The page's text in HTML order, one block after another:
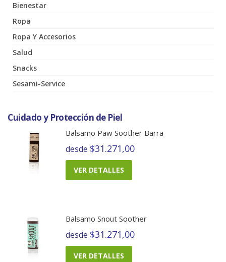
Bienestar
Ropa
Ropa Y Accesorios
Salud
Snacks
Sesami-Service
Cuidado y Protección de Piel
Balsamo Paw Soother Barra
desde $31.271,00
VER DETALLES
Balsamo Snout Soother
desde $31.271,00
VER DETALLES